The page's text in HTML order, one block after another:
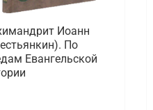
Иоанн
По
Евангельской